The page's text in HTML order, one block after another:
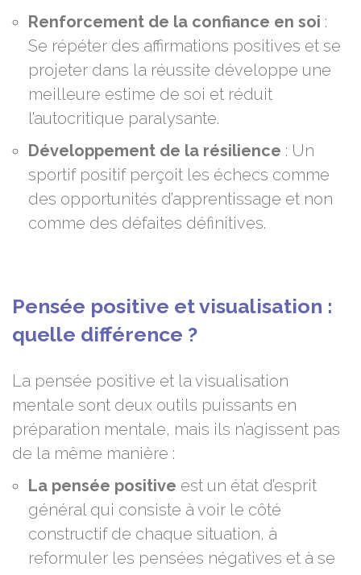
Renforcement de la confiance en soi :
Se répéter des affirmations positives et se
projeter dans la réussite développe une
meilleure estime de soi et réduit
l’autocritique paralysante.
Développement de la résilience : Un
sportif positif perçoit les échecs comme
des opportunités d’apprentissage et non
comme des défaites définitives.
Pensée positive et visualisation :
quelle différence ?
La pensée positive et la visualisation
mentale sont deux outils puissants en
préparation mentale, mais ils n’agissent pas
de la même manière :
La pensée positive est un état d’esprit
général qui consiste à voir le côté
constructif de chaque situation, à
reformuler les pensées négatives et à se